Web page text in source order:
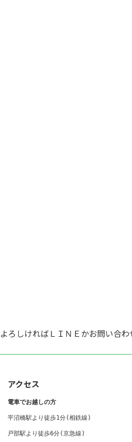
ろしければＬＩＮＥかお問い合
アクセス
電車でお越しの方
平沼橋駅より徒歩1分(相鉄線)
戸部駅より徒歩6分(京急線)